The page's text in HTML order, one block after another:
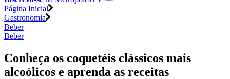
Página Inicial
Gastronomia
Beber
Beber
Conheça os coquetéis clássicos mais
alcoólicos e aprenda as receitas